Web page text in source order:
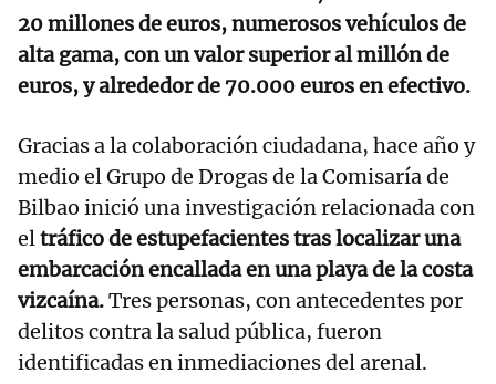
20 millones de euros, numerosos vehículos de
alta gama, con un valor superior al millón de
euros, y alrededor de 70.000 euros en efectivo.
Gracias a la colaboración ciudadana, hace año y
medio el Grupo de Drogas de la Comisaría de
Bilbao inició una investigación relacionada con
eltráfico de estupefacientes tras localizar una
embarcación encallada en una playa de la costa
vizcaína.Tres personas, con antecedentes por
delitos contra la salud pública, fueron
identificadas en inmediaciones del arenal.